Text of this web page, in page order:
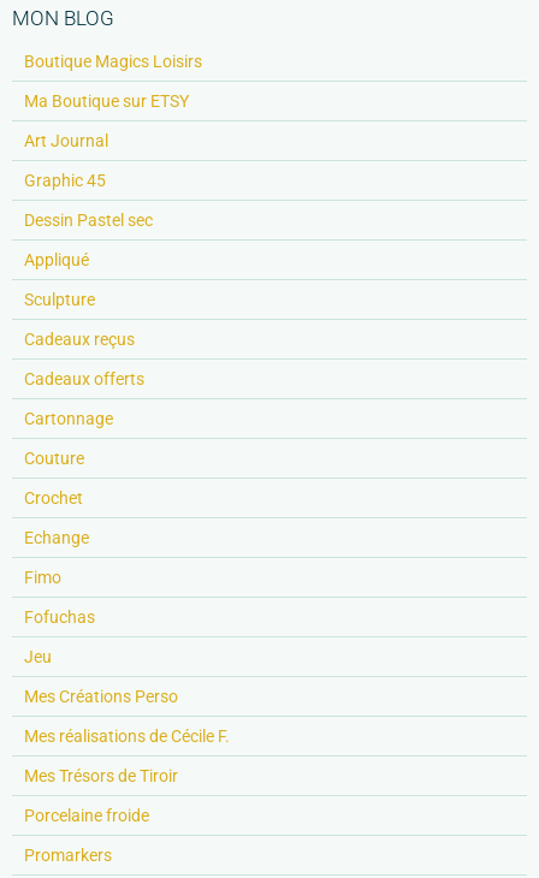
MON BLOG
Boutique Magics Loisirs
Ma Boutique sur ETSY
Art Journal
Graphic 45
Dessin Pastel sec
Appliqué
Sculpture
Cadeaux reçus
Cadeaux offerts
Cartonnage
Couture
Crochet
Echange
Fimo
Fofuchas
Jeu
Mes Créations Perso
Mes réalisations de Cécile F.
Mes Trésors de Tiroir
Porcelaine froide
Promarkers